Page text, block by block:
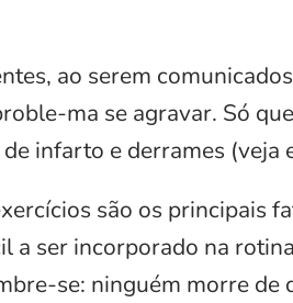
ao serem
ma se agravar. Só
infarto e derrames (veja
são os principais
a ser incorporado na
se: ninguém morre